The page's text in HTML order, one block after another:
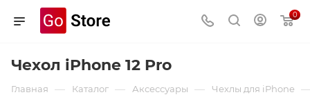
0
Чехол iPhone 12 Pro
Главная — Каталог — Аксессуары — Чехлы для iPhone